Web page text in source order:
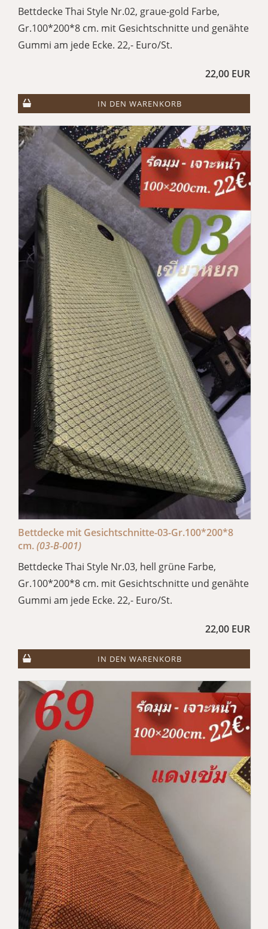
Bettdecke Thai Style Nr.02, graue-gold Farbe,
Gr.100*200*8 cm. mit Gesichtschnitte und genähte
Gummi am jede Ecke. 22,- Euro/St.
22,00 EUR
IN DEN WARENKORB
Bettdecke mit Gesichtschnitte-03-Gr.100*200*8
cm.(03-B-001)
Bettdecke Thai Style Nr.03, hell grüne Farbe,
Gr.100*200*8 cm. mit Gesichtschnitte und genähte
Gummi am jede Ecke. 22,- Euro/St.
22,00 EUR
IN DEN WARENKORB